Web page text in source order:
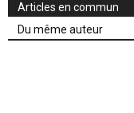
Articles en commun
Du même auteur